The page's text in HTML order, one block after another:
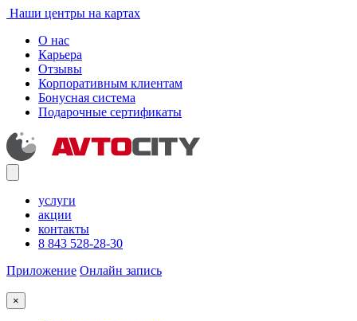
Наши центры на картах
О нас
Карьера
Отзывы
Корпоративным клиентам
Бонусная система
Подарочные сертификаты
услуги
акции
контакты
8 843 528-28-30
Приложение Онлайн запись
×